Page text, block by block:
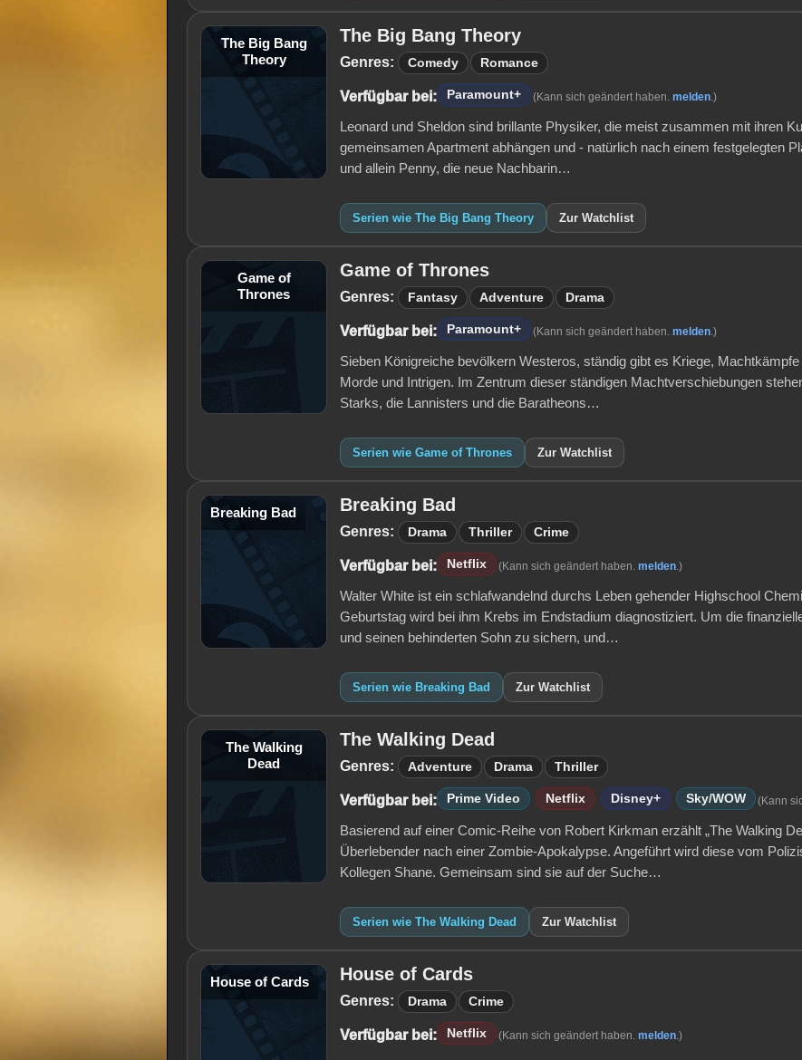
The Big Bang
Theory
The Big Bang Theory
Genres: Comedy Romance
Verfügbar bei: Paramount+ (Kann sich geändert haben. melden .)
Leonard und Sheldon sind brillante Physiker, die meist zusammen mit ihren
gemeinsamen Apartment abhängen und - natürlich nach einem festgelegten
und allein Penny, die neue Nachbarin…
Serien wie The Big Bang Theory Zur Watchlist
Game of
Thrones
Game of Thrones
Genres: Fantasy Adventure Drama
Verfügbar bei: Paramount+ (Kann sich geändert haben. melden .)
Sieben Königreiche bevölkern Westeros, ständig gibt es Kriege,
Morde und Intrigen. Im Zentrum dieser ständigen Machtverschiebungen
Starks, die Lannisters und die Baratheons…
Serien wie Game of Thrones Zur Watchlist
Breaking Bad Breaking Bad
Genres: Drama Thriller Crime
Verfügbar bei: Netflix (Kann sich geändert haben. melden .)
Walter White ist ein schlafwandelnd durchs Leben gehender Highschool
Geburtstag wird bei ihm Krebs im Endstadium diagnostiziert. Um die
und seinen behinderten Sohn zu sichern, und…
Serien wie Breaking Bad Zur Watchlist
The Walking
Dead
The Walking Dead
Genres: Adventure Drama Thriller
Verfügbar bei: Prime Video Netflix Disney+ Sky/WOW (Kann
Basierend auf einer Comic-Reihe von Robert Kirkman erzählt „The Walking
Überlebender nach einer Zombie-Apokalypse. Angeführt wird diese vom
Kollegen Shane. Gemeinsam sind sie auf der Suche…
Serien wie The Walking Dead Zur Watchlist
House of Cards House of Cards
Genres: Drama Crime
Verfügbar bei: Netflix (Kann sich geändert haben. melden .)